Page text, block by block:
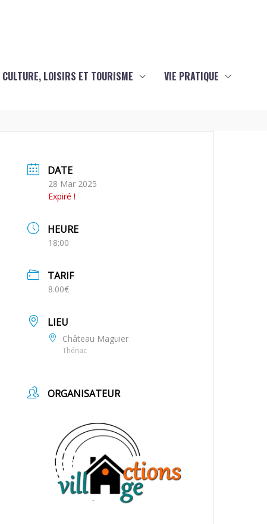
CULTURE, LOISIRS ET TOURISME VIE PRATIQUE
DATE
28 Mar 2025
Expiré !
HEURE
18:00
TARIF
8.00€
LIEU
Château Maguier
Thénac
ORGANISATEUR